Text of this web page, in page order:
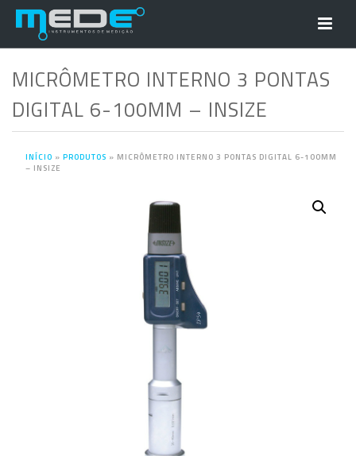
MICRÔMETRO INTERNO 3 PONTAS
DIGITAL 6-100MM – INSIZE
INÍCIO » PRODUTOS » MICRÔMETRO INTERNO 3 PONTAS DIGITAL 6-100MM
– INSIZE